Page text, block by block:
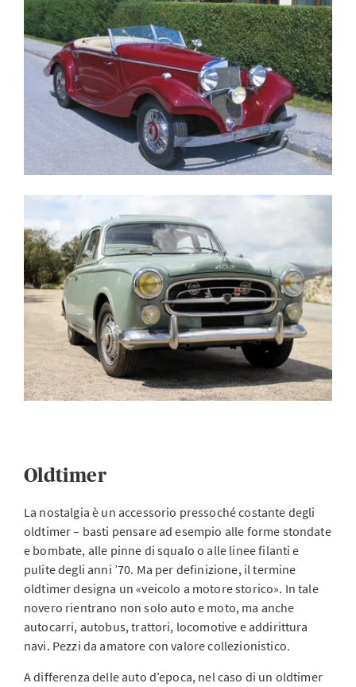
Oldtimer
La nostalgia è un accessorio pressoché costante degli
oldtimer – basti pensare ad esempio alle forme stondate
e bombate, alle pinne di squalo o alle linee filanti e
pulite degli anni ’70. Ma per definizione, il termine
oldtimer designa un «veicolo a motore storico». In tale
novero rientrano non solo auto e moto, ma anche
autocarri, autobus, trattori, locomotive e addirittura
navi. Pezzi da amatore con valore collezionistico.
A differenza delle auto d’epoca, nel caso di un oldtimer